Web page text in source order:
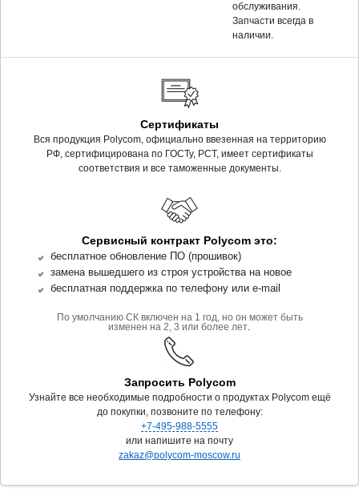
обслуживания.
Запчасти всегда в
наличии.
Сертификаты
Вся продукция Polycom, официально ввезенная на территорию
РФ, сертифицирована по ГОСТу, РСТ, имеет сертификаты
соответствия и все таможенные документы.
Сервисный контракт Polycom это:
бесплатное обновление ПО (прошивок)
замена вышедшего из строя устройства на новое
бесплатная поддержка по телефону или e-mail
По умолчанию СК включен на 1 год, но он может быть
изменен на 2, 3 или более лет.
Запросить Polycom
Узнайте все необходимые подробности о продуктах Polycom ещё
до покупки, позвоните по телефону:
+7-495-988-5555
или напишите на почту
zakaz@polycom-moscow.ru